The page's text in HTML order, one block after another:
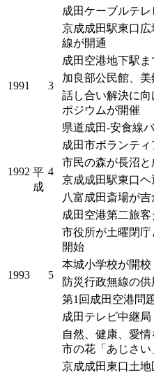
平
成
成田ケーブルテ
京成成田駅東口
線が開通
1991 3
成田空港地下駅
加良部公民館、
話し合い解決に
ポジウムが開催
1992 4
県道成田-安食線
成田市ボランテ
市民の森が長沼
京成成田駅東口
八富成田斎場が
成田空港第二旅
1993 5
市役所が土曜閉
開始
本城小学校が開校
防災行政無線の
第1回成田空港問
成田テレビ中継
自然、健康、愛
市の花「あじさい
京成成田東口土